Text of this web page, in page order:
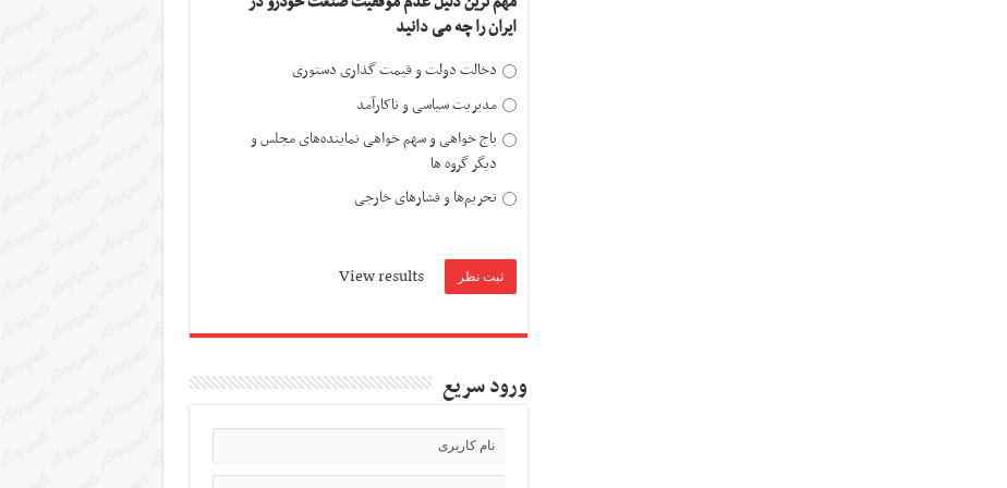
ایران را چه می دانید
دخالت دولت و قیمت گذاری دستوری
مدیریت سیاسی و ناکارآمد
باج خواهی و سهم خواهی نماینده‌های مجلس و
دیگر گروه ها
تحریم‌ها و فشارهای خارجی
View results
ورود سریع